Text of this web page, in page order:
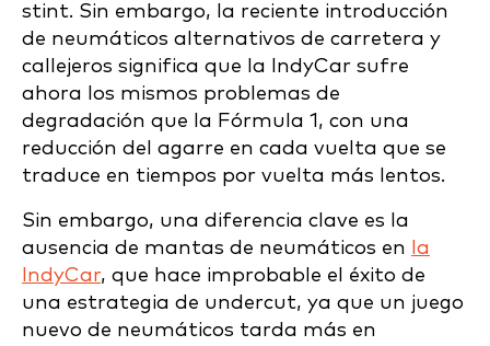
stint. Sin embargo, la reciente introducción
de neumáticos alternativos de carretera y
callejeros significa que la IndyCar sufre
ahora los mismos problemas de
degradación que la Fórmula 1, con una
reducción del agarre en cada vuelta que se
traduce en tiempos por vuelta más lentos.
Sin embargo, una diferencia clave es la
ausencia de mantas de neumáticos en la
IndyCar, que hace improbable el éxito de
una estrategia de undercut, ya que un juego
nuevo de neumáticos tarda más en